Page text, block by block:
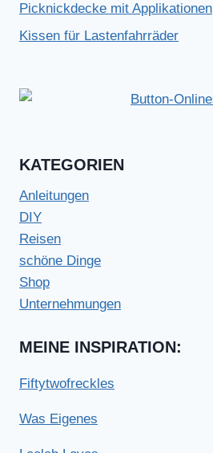
Picknickdecke mit Applikationen
Kissen für Lastenfahrräder
KATEGORIEN
Anleitungen
DIY
Reisen
schöne Dinge
Shop
Unternehmungen
MEINE INSPIRATION:
Fiftytwofreckles
Was Eigenes